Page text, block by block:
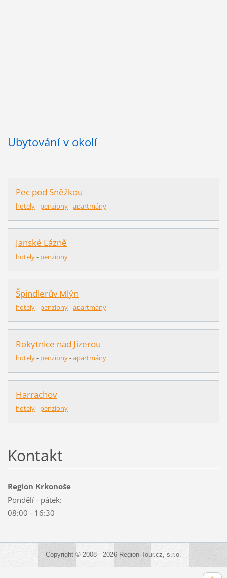
Ubytování v okolí
Pec pod Sněžkou
hotely- penziony-apartmány
Janské Lázně
hotely- penziony
Špindlerův Mlýn
hotely- penziony-apartmány
Rokytnice nad Jizerou
hotely- penziony-apartmány
Harrachov
hotely- penziony
Kontakt
Region Krkonoše
Pondělí - pátek:
08:00 - 16:30
Copyright © 2008 - 2026 Region-Tour.cz, s.r.o.